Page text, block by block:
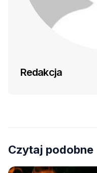
Redakcja
Czytaj podobne